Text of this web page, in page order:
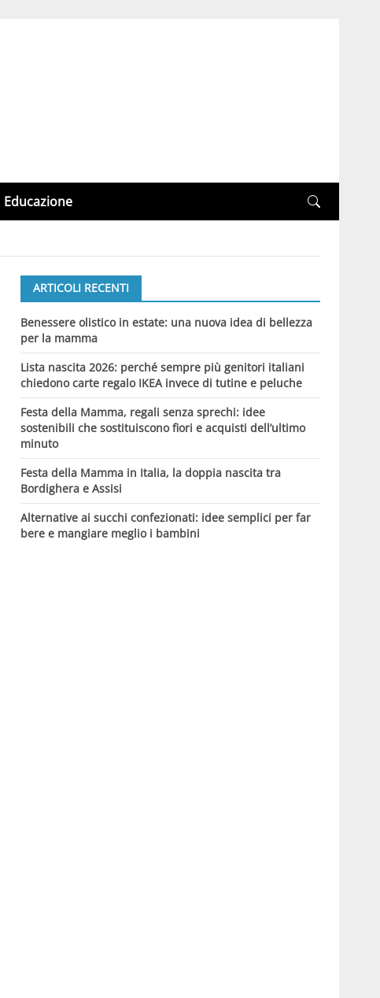
Educazione
ARTICOLI RECENTI
Benessere olistico in estate: una nuova idea di bellezza
per la mamma
Lista nascita 2026: perché sempre più genitori italiani
chiedono carte regalo IKEA invece di tutine e peluche
Festa della Mamma, regali senza sprechi: idee
sostenibili che sostituiscono fiori e acquisti dell’ultimo
minuto
Festa della Mamma in Italia, la doppia nascita tra
Bordighera e Assisi
Alternative ai succhi confezionati: idee semplici per far
bere e mangiare meglio i bambini